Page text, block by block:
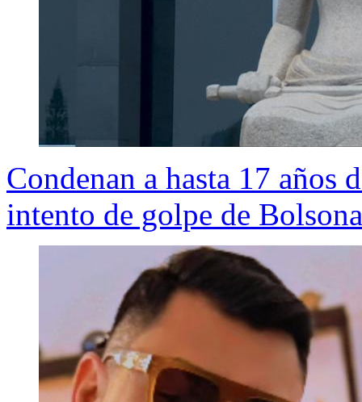
Condenan a hasta 17 años
intento de golpe de